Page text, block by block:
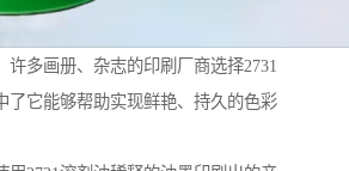
许多画册、杂志的印刷厂商选择2731
了它能够帮助实现鲜艳、持久的色彩